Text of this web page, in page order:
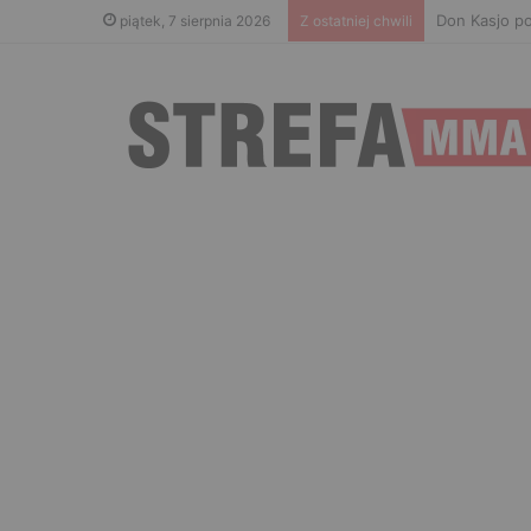
piątek, 7 sierpnia 2026 Z ostatniej chwili Don Kasjo